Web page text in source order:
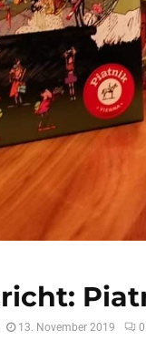
13. November 2019 0